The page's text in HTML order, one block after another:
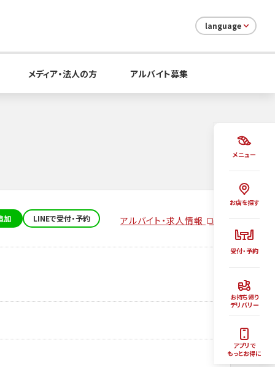
メニュー
お店を探す
受付・予約
お持ち帰り
デリバリー
アプリで
もっとお得に
language
メディア・法人の方 アルバイト募集
加 LINEで受付・予約 アルバイト・求人情報